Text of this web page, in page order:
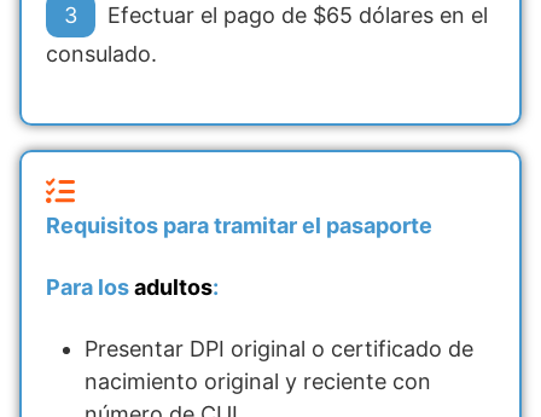
Efectuar el pago de $65 dólares en el
consulado.
Requisitos para tramitar el pasaporte
Para losadultos:
Presentar DPI original o certificado de
nacimiento original y reciente con